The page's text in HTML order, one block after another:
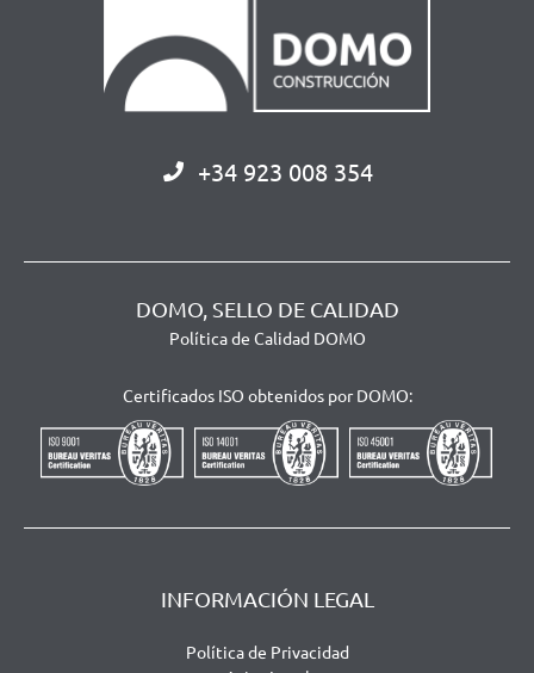
+34 923 008 354
DOMO, SELLO DE CALIDAD
Política de Calidad DOMO
Certificados ISO obtenidos por DOMO:
INFORMACIÓN LEGAL
Política de Privacidad